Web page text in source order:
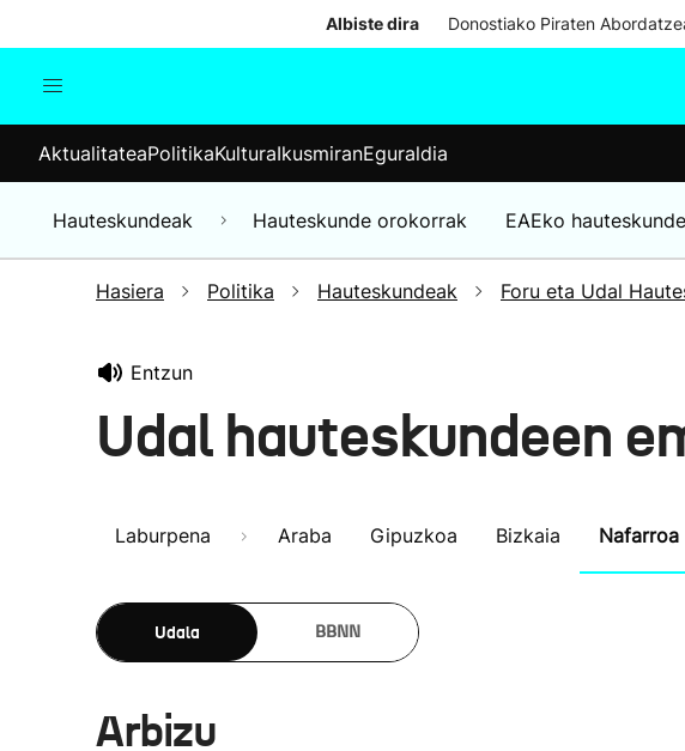
Albiste dira Donostiako Piraten
Munduko albisteak
Hauteskundeak
AktualitateaPolitikaKulturaIkusmiranEguraldia
Hauteskundeak Hauteskunde orokorrak EAEko
Hasiera Politika Hauteskundeak Foru eta Udal
Entzun
Udal hauteskundeen
Laburpena Araba Gipuzkoa Bizkaia Nafarroa
Udala BBNN
Arbizu